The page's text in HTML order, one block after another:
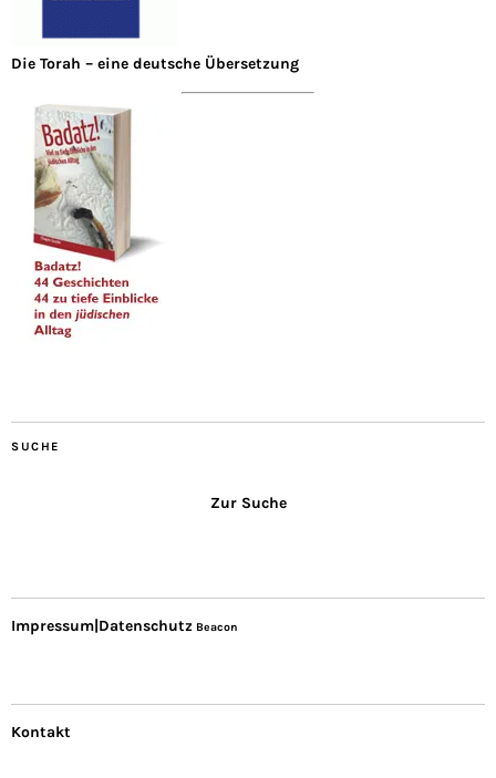
Die Torah – eine deutsche Übersetzung
SUCHE
Zur Suche
Impressum|Datenschutz Beacon
Kontakt